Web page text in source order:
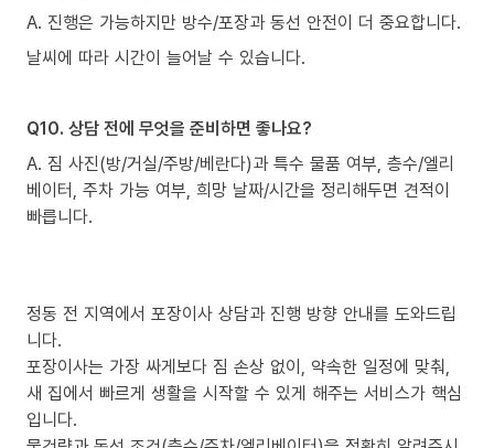
A. 진행은 가능하지만 방수/포장과 동선 안전이 더 중요합니다.
날씨에 따라 시간이 늘어날 수 있습니다.
Q10. 상담 전에 무엇을 준비하면 좋나요?
A. 짐 사진(방/거실/주방/베란다)과 특수 물품 여부, 층수/엘리
베이터, 주차 가능 여부, 희망 날짜/시간을 정리해두면 견적이
빠릅니다.
정동 전 지역에서 포장이사 상담과 진행 방향 안내를 도와드립
니다.
포장이사는 가장 싸게보다 짐 손상 없이, 약속한 일정에 맞춰,
새 집에서 빠르게 생활을 시작할 수 있게 해주는 서비스가 핵심
입니다.